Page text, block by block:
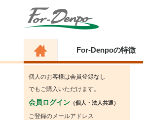
For-Denpoの特徴
個人のお客様は会員登録なし
でもご購入いただけます。
会員ログイン （個人・法人共通）
ご登録のメールアドレス